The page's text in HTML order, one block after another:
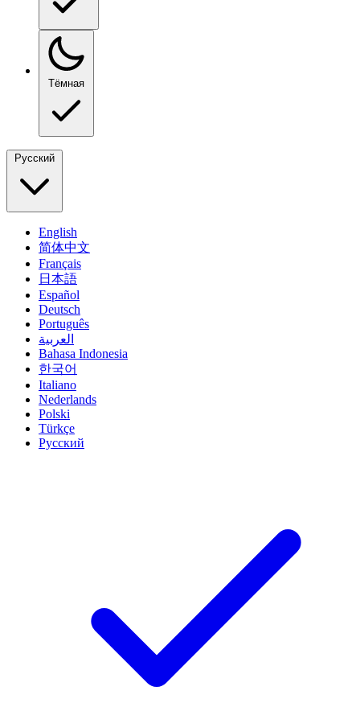
Тёмная
Русский
English
简体中文
Français
日本語
Español
Deutsch
Português
العربية
Bahasa Indonesia
한국어
Italiano
Nederlands
Polski
Türkçe
Русский